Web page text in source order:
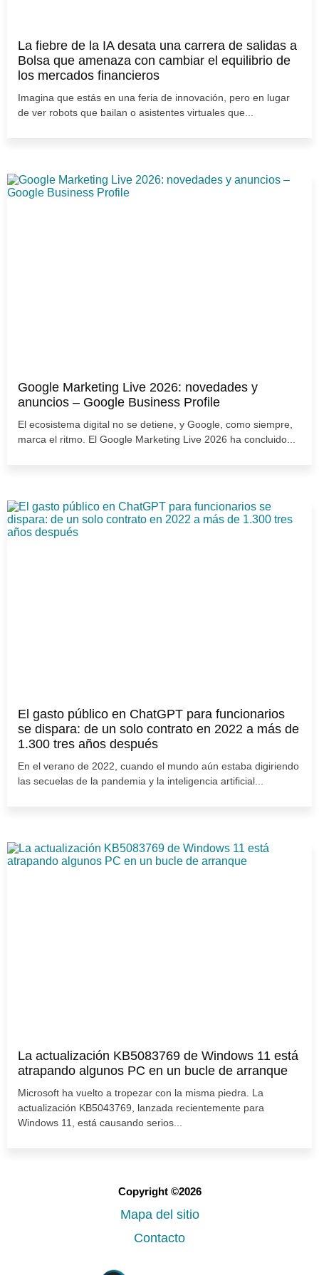
La fiebre de la IA desata una carrera de salidas a
Bolsa que amenaza con cambiar el equilibrio de
los mercados financieros
Imagina que estás en una feria de innovación, pero en lugar
de ver robots que bailan o asistentes virtuales que...
Google Marketing Live 2026: novedades y
anuncios – Google Business Profile
El ecosistema digital no se detiene, y Google, como siempre,
marca el ritmo. El Google Marketing Live 2026 ha concluido...
El gasto público en ChatGPT para funcionarios
se dispara: de un solo contrato en 2022 a más de
1.300 tres años después
En el verano de 2022, cuando el mundo aún estaba digiriendo
las secuelas de la pandemia y la inteligencia artificial...
La actualización KB5083769 de Windows 11 está
atrapando algunos PC en un bucle de arranque
Microsoft ha vuelto a tropezar con la misma piedra. La
actualización KB5043769, lanzada recientemente para
Windows 11, está causando serios...
Copyright ©2026
Mapa del sitio
Contacto